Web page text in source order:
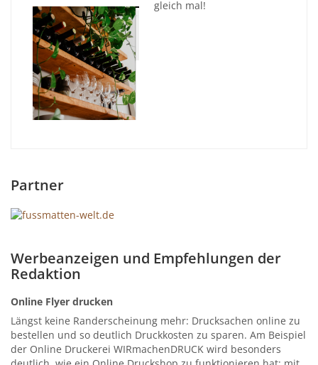
gleich mal!
Partner
Werbeanzeigen und Empfehlungen der
Redaktion
Online Flyer drucken
Längst keine Randerscheinung mehr: Drucksachen online zu
bestellen und so deutlich Druckkosten zu sparen. Am Beispiel
der Online Druckerei WIRmachenDRUCK wird besonders